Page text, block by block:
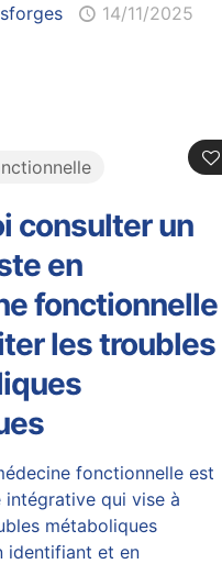
14/11/2025
consulter un
en
fonctionnelle
les troubles
fonctionnelle est
intégrative qui vise à
métaboliques
identifiant et en